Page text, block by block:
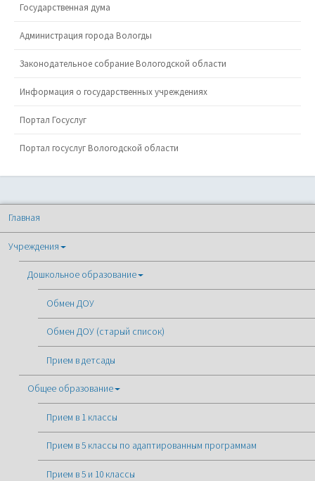
Государственная дума
Администрация города Вологды
Законодательное собрание Вологодской области
Информация о государственных учреждениях
Портал Госуслуг
Портал госуслуг Вологодской области
Главная
Учреждения
Дошкольное образование
Обмен ДОУ
Обмен ДОУ (старый список)
Прием в детсады
Общее образование
Прием в 1 классы
Прием в 5 классы по адаптированным программам
Прием в 5 и 10 классы